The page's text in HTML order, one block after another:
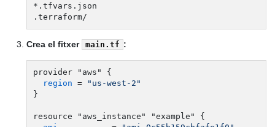
*.tfvars.json
Crea el fitxer main.tf :
provider "aws" {
region =
"us-west-2"
}
resource "aws_instance" "example" {